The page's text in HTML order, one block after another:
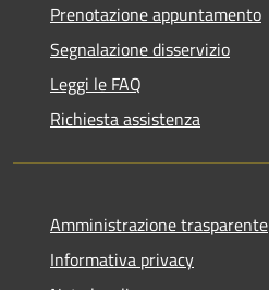
Prenotazione appuntamento
Segnalazione disservizio
Leggi le FAQ
Richiesta assistenza
Amministrazione trasparente
Informativa privacy